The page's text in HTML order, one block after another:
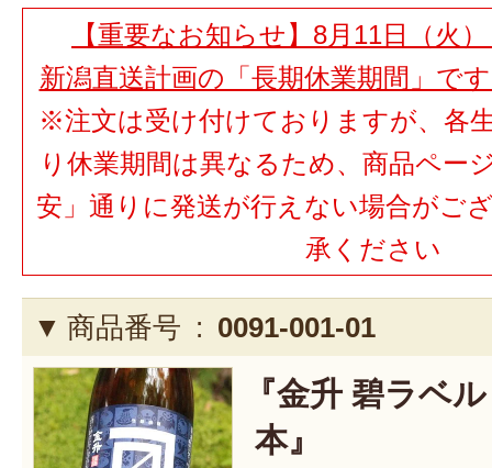
【重要なお知らせ】8月11日（火
新潟直送計画の「長期休業期間」で
※注文は受け付けておりますが、各
り休業期間は異なるため、商品ペー
安」通りに発送が行えない場合がご
承ください
商品番号 : 0091-001-01
『金升 碧ラベ
本』